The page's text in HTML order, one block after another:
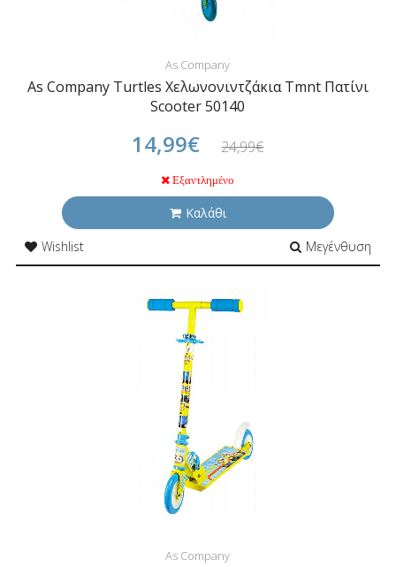
As Company
As Company Turtles Χελωνονιντζάκια Tmnt Πατίνι
Scooter 50140
14,99€ 24,99€
Εξαντλημένο
Καλάθι
Wishlist
Μεγένθυση
As Company